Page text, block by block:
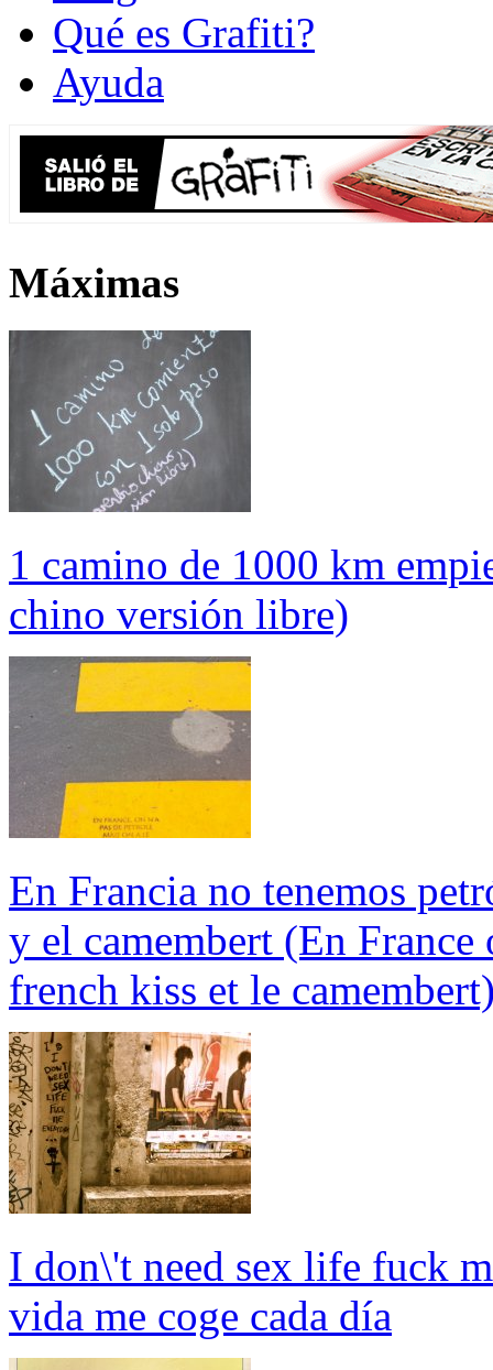
Qué es Grafiti?
Ayuda
Máximas
1 camino de 1000 km
chino versión libre)
En Francia no tenemos
y el camembert (En France
french kiss et le
I don\'t need sex life fuck
vida me coge cada día